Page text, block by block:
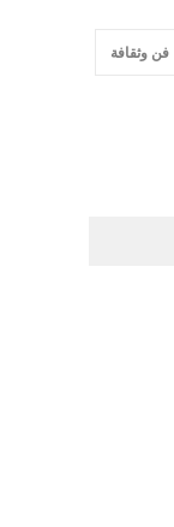
فن وثقافة